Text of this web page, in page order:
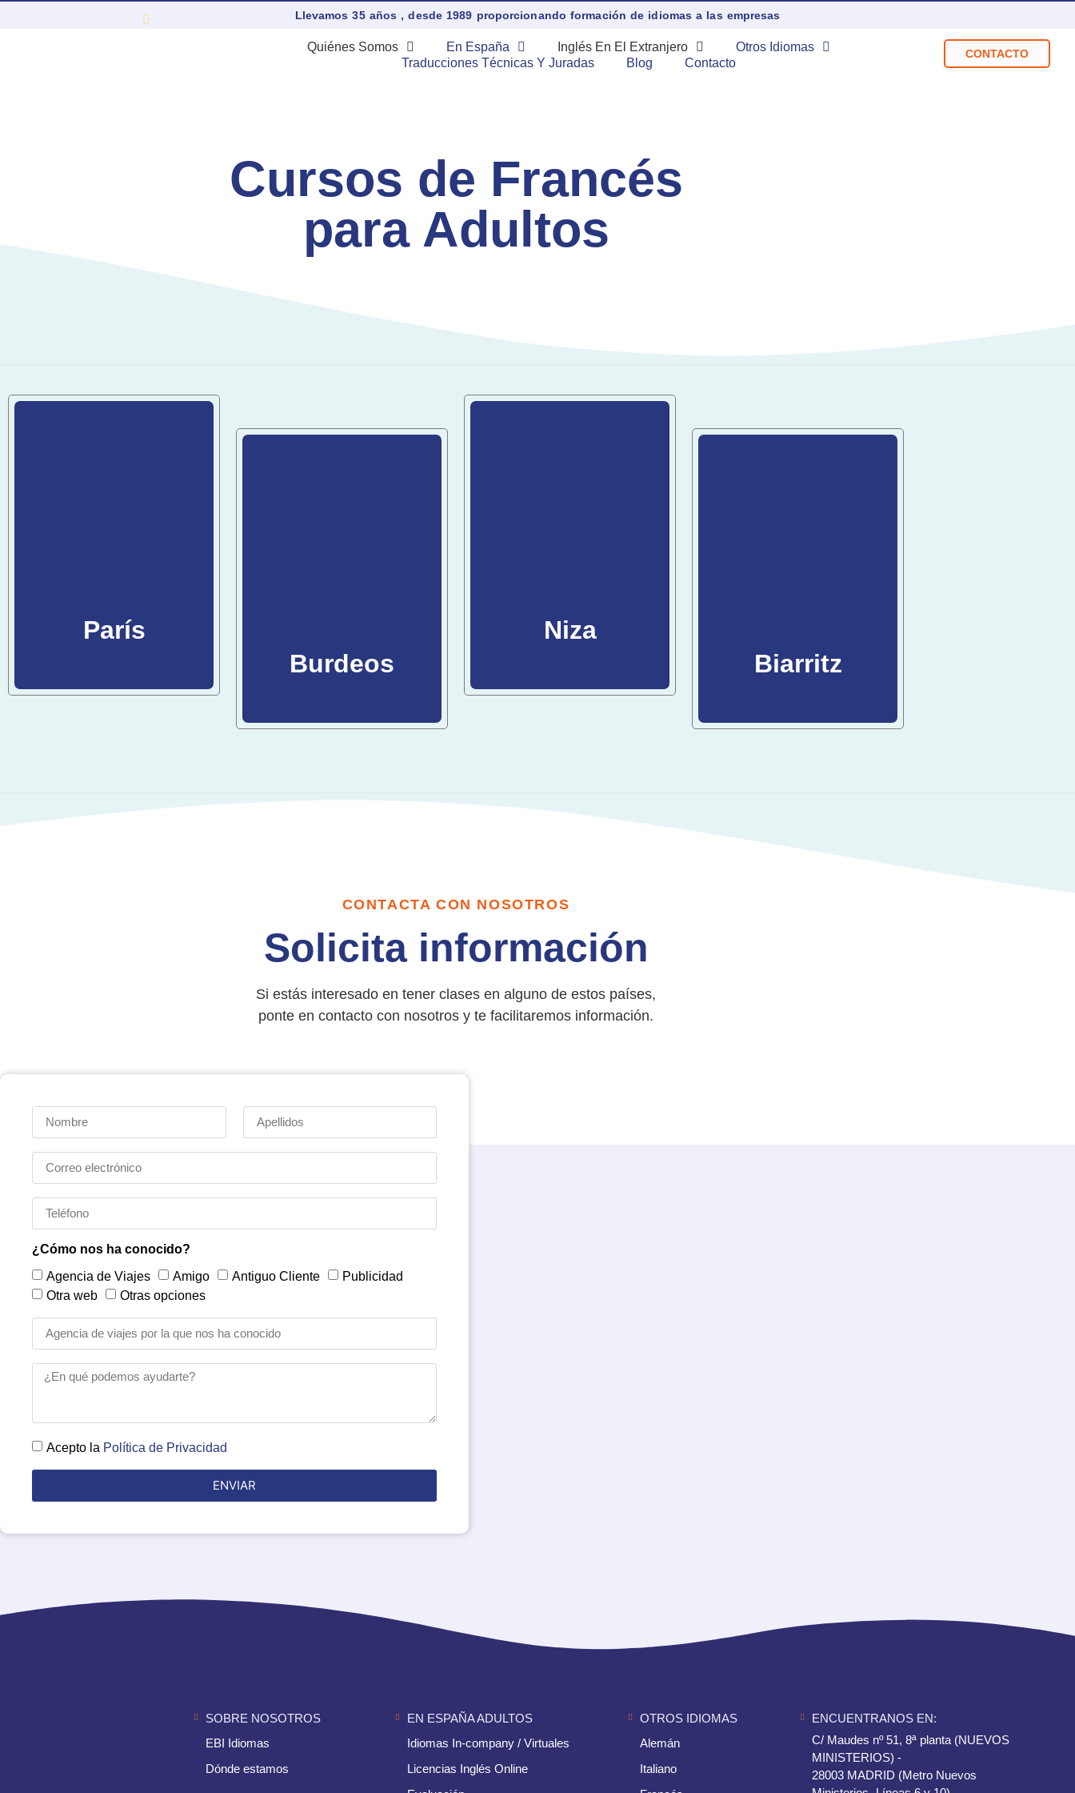
Llevamos 35 años , desde 1989 proporcionando formación de idiomas a las empresas
Quiénes Somos En España Inglés En El Extranjero
Otros Idiomas
Traducciones Técnicas Y Juradas
Blog Contacto
CONTACTO
Cursos de Francés
para Adultos
París
Burdeos
Niza
Biarritz
CONTACTA CON NOSOTROS
Solicita información
Si estás interesado en tener clases en alguno de estos países,
ponte en contacto con nosotros y te facilitaremos información.
¿Cómo nos ha conocido?
Agencia de Viajes
Amigo Antiguo Cliente
Publicidad
Otra web
Otras opciones
Acepto la Política de Privacidad
ENVIAR
SOBRE NOSOTROS
EBI Idiomas
Dónde estamos
EN ESPAÑA ADULTOS
Idiomas In-company / Virtuales
Licencias Inglés Online
OTROS IDIOMAS
Alemán
Italiano
ENCUENTRANOS EN:
C/ Maudes nº 51, 8ª planta (NUEVOS
MINISTERIOS) -
28003 MADRID (Metro Nuevos